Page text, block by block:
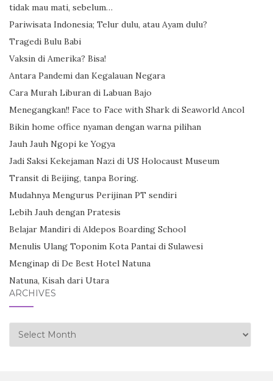
tidak mau mati, sebelum…
Pariwisata Indonesia; Telur dulu, atau Ayam dulu?
Tragedi Bulu Babi
Vaksin di Amerika? Bisa!
Antara Pandemi dan Kegalauan Negara
Cara Murah Liburan di Labuan Bajo
Menegangkan!! Face to Face with Shark di Seaworld Ancol
Bikin home office nyaman dengan warna pilihan
Jauh Jauh Ngopi ke Yogya
Jadi Saksi Kekejaman Nazi di US Holocaust Museum
Transit di Beijing, tanpa Boring.
Mudahnya Mengurus Perijinan PT sendiri
Lebih Jauh dengan Pratesis
Belajar Mandiri di Aldepos Boarding School
Menulis Ulang Toponim Kota Pantai di Sulawesi
Menginap di De Best Hotel Natuna
Natuna, Kisah dari Utara
ARCHIVES
Archives